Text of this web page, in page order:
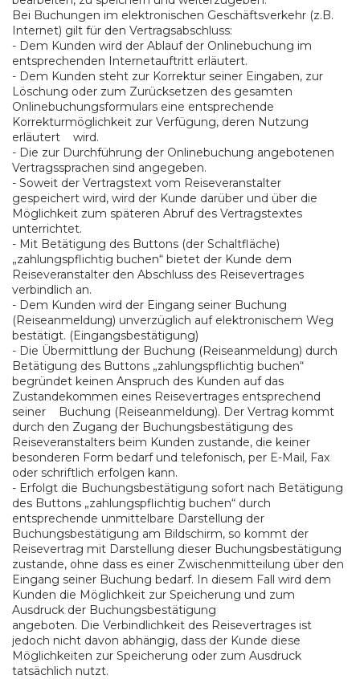
Bei Buchungen im elektronischen Geschäftsverkehr (z.B.
Internet) gilt für den Vertragsabschluss:
- Dem Kunden wird der Ablauf der Onlinebuchung im
entsprechenden Internetauftritt erläutert.
- Dem Kunden steht zur Korrektur seiner Eingaben, zur
Löschung oder zum Zurücksetzen des gesamten
Onlinebuchungsformulars eine entsprechende
Korrekturmöglichkeit zur Verfügung, deren Nutzung
erläutert wird.
- Die zur Durchführung der Onlinebuchung angebotenen
Vertragssprachen sind angegeben.
- Soweit der Vertragstext vom Reiseveranstalter
gespeichert wird, wird der Kunde darüber und über die
Möglichkeit zum späteren Abruf des Vertragstextes
unterrichtet.
- Mit Betätigung des Buttons (der Schaltfläche)
„zahlungspflichtig buchen“ bietet der Kunde dem
Reiseveranstalter den Abschluss des Reisevertrages
verbindlich an.
- Dem Kunden wird der Eingang seiner Buchung
(Reiseanmeldung) unverzüglich auf elektronischem Weg
bestätigt. (Eingangsbestätigung)
- Die Übermittlung der Buchung (Reiseanmeldung) durch
Betätigung des Buttons „zahlungspflichtig buchen“
begründet keinen Anspruch des Kunden auf das
Zustandekommen eines Reisevertrages entsprechend
seiner Buchung (Reiseanmeldung). Der Vertrag kommt
durch den Zugang der Buchungsbestätigung des
Reiseveranstalters beim Kunden zustande, die keiner
besonderen Form bedarf und telefonisch, per E-Mail, Fax
oder schriftlich erfolgen kann.
- Erfolgt die Buchungsbestätigung sofort nach Betätigung
des Buttons „zahlungspflichtig buchen“ durch
entsprechende unmittelbare Darstellung der
Buchungsbestätigung am Bildschirm, so kommt der
Reisevertrag mit Darstellung dieser Buchungsbestätigung
zustande, ohne dass es einer Zwischenmitteilung über den
Eingang seiner Buchung bedarf. In diesem Fall wird dem
Kunden die Möglichkeit zur Speicherung und zum
Ausdruck der Buchungsbestätigung
angeboten. Die Verbindlichkeit des Reisevertrages ist
jedoch nicht davon abhängig, dass der Kunde diese
Möglichkeiten zur Speicherung oder zum Ausdruck
tatsächlich nutzt.